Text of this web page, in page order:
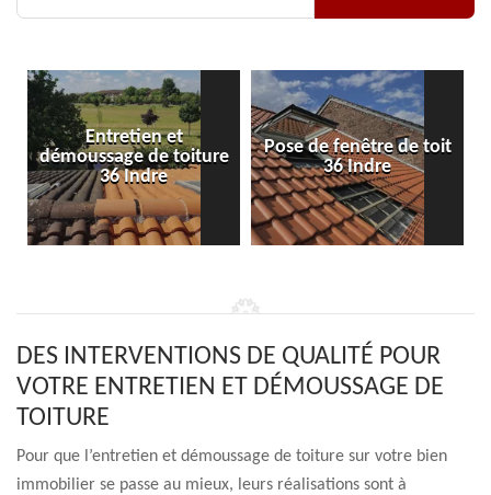
Entretien et
démoussage de toiture
36 Indre
Pose de fenêtre de toit
36 Indre
DES INTERVENTIONS DE QUALITÉ POUR
VOTRE ENTRETIEN ET DÉMOUSSAGE DE
TOITURE
Pour que l’entretien et démoussage de toiture sur votre bien
immobilier se passe au mieux, leurs réalisations sont à